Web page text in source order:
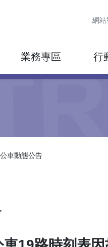
網站
業務專區 行
公車動態公告